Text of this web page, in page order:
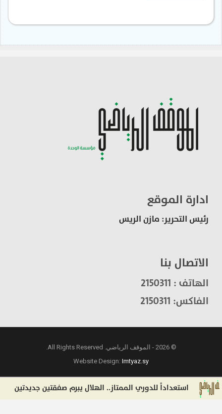
ادارة الموقع
رئيس التحرير: مازن الريس
الاتصال بنا
الهاتف : 2150311
الفاكس: 2150311
© 2026 - الموقف الرياضي. All Rights Reserved.
Website Design:Imtyaz.sy
استعداداً للدوري الممتاز.. الهلال يبرم صفقتين جديدتين